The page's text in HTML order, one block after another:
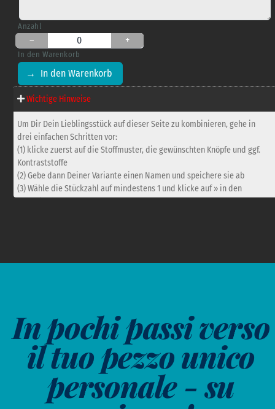
Anzahl
– 0 +
In den Warenkorb
Wichtige Hinweise
Um Dir Dein Lieblingsstück auf dieser Seite zu kombinieren, gehe in
drei einfachen Schritten vor:
(1) klicke zuerst auf die Stoffmuster, die gewünschten Knöpfe und ggf.
Kontraststoffe
(2) Gebe dann Deiner Variante einen Namen und speichere sie ab
(3) Wähle die Stückzahl auf mindestens 1 und klicke auf » in den
Visualisierung von Material-Kombinationen
• Weder Stoffmuster noch Knöpfe sind annähernd exakt maßstabgetreu
• Bei der Anzahl der Knöpfe auf einer Knopfleiste richten wir uns nach
Knopfumfang und Deinen Längenmaßen (die Anzahl kann variieren)
• Auf dieser Website findest Du Stoffkarten für weitere Inspiration.
Schreibe uns gerne eine Email.
In pochi passi verso
il tuo pezzo unico
personale - su